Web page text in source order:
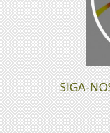
SIGA-